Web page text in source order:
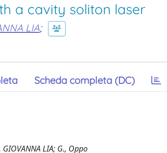
a cavity soliton laser
LIA;
Scheda completa (DC)
LIA; G., Oppo